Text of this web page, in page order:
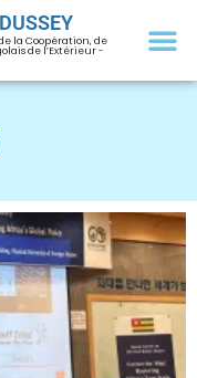
la Coopération, de
de l’Extérieur -